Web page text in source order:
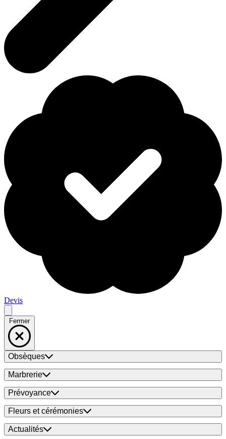
Devis
Fermer
Obsèques
Marbrerie
Prévoyance
Fleurs et cérémonies
Actualités